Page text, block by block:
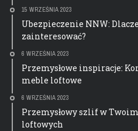
15 WRZEŚNIA 2023
Ubezpieczenie NNW:
zainteresować?
6 WRZEŚNIA 2023
Przemysłowe inspiracje:
meble loftowe
6 WRZEŚNIA 2023
Przemysłowy szlif w
loftowych